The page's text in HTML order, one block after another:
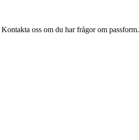
oss om du har frågor om passform.